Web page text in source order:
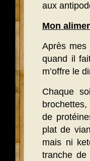
aux
Mon
Après mes
quand il
m’offre le
Chaque
de
plat de
mais ni
tranche